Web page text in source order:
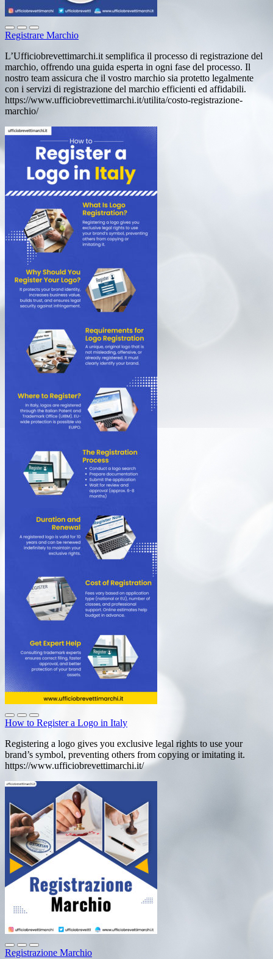
Registrare Marchio
L’Ufficiobrevettimarchi.it semplifica il processo di registrazione del
marchio, offrendo una guida esperta in ogni fase del processo. Il
nostro team assicura che il vostro marchio sia protetto legalmente
con i servizi di registrazione del marchio efficienti ed affidabili.
https://www.ufficiobrevettimarchi.it/utilita/costo-registrazione-
marchio/
How to Register a Logo in Italy
Registering a logo gives you exclusive legal rights to use your
brand’s symbol, preventing others from copying or imitating it.
https://www.ufficiobrevettimarchi.it/
Registrazione Marchio